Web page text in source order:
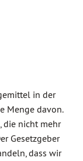
in der
Menge davon.
die nicht mehr
Gesetzgeber
dass wir